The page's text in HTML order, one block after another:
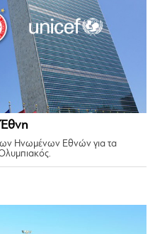
Ηνωμένων Εθνών για τα